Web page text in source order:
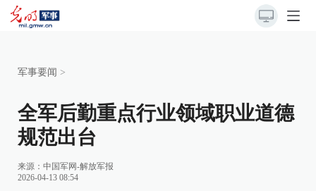
军事要闻 >
全军后勤重点行业领域职业道德
规范出台
来源： 中国军网-解放军报
2026-04-13 08:54